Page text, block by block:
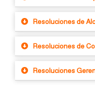
Resoluciones de
Resoluciones de
Resoluciones